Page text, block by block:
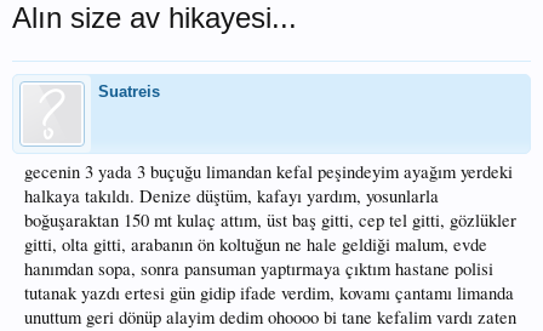
Alın size av hikayesi...
Suatreis
gecenin 3 yada 3 buçuğu limandan kefal peşindeyim ayağım yerdeki
halkaya takıldı. Denize düştüm, kafayı yardım, yosunlarla
boğuşaraktan 150 mt kulaç attım, üst baş gitti, cep tel gitti, gözlükler
gitti, olta gitti, arabanın ön koltuğun ne hale geldiği malum, evde
hanımdan sopa, sonra pansuman yaptırmaya çıktım hastane polisi
tutanak yazdı ertesi gün gidip ifade verdim, kovamı çantamı limanda
unuttum geri dönüp alayim dedim ohoooo bi tane kefalim vardı zaten